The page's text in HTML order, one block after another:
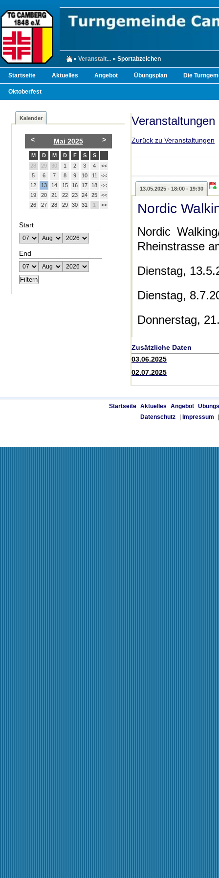
» Veranstalt... » Sportabzeichen
Startseite Aktuelles Angebot Übungsplan Die
Oktoberfest
Kalender
Mai 2025
< >
M D M D F S
S
28
29 30 1 2 3 4
<<
5
6 7 8 9 10 11
<<
12
13 14 15 16 17 18
<<
19
20 21 22 23 24 25
<<
26
27 28 29 30 31 1 <<
Start
End
Veranstaltungen
Zurück zu Veranstaltungen
13.05.2025 - 18:00 - 19:30
Nordic
Nordic
Rheinstrasse
Dienstag,
Dienstag,
Donnerstag,
Zusätzliche Daten
03.06.2025
02.07.2025
Startseite Aktuelles Angebot
Datenschutz
Impressum